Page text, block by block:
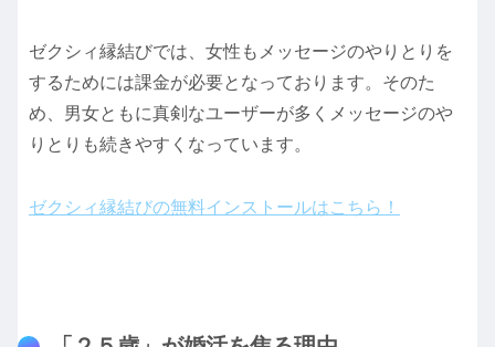
ゼクシィ縁結びでは、女性もメッセージのやりとりを
するためには課金が必要となっております。そのた
め、男女ともに真剣なユーザーが多くメッセージのや
りとりも続きやすくなっています。
ゼクシィ縁結びの無料インストールはこちら！